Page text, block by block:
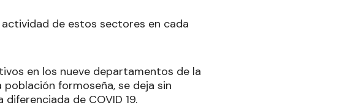
de estos sectores en cada
en los nueve departamentos de la
formoseña, se deja sin
de COVID 19.